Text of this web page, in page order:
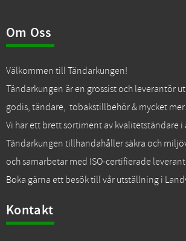
Om Oss
Välkommen till Tändarkungen!
Tändarkungen är en grossist och leverantör
godis, tändare, tobakstillbehör & mycket mer.
Vi har ett brett sortiment av kvalitetständare i
Tändarkungen tillhandahåller säkra och
och samarbetar med ISO-certifierade
Boka gärna ett besök till vår utställning i
Kontakt